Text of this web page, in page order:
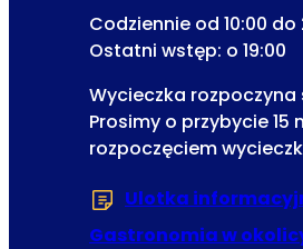
Codziennie od 10:00 do
Ostatni wstęp: o 19:00
Wycieczka rozpoczyna
Prosimy o przybycie 15
rozpoczęciem
Ulotka
Gastronomia w